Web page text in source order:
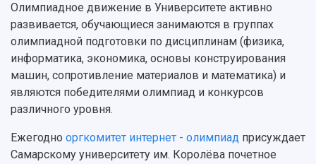
Олимпиадное движение в Университете активно
развивается, обучающиеся занимаются в группах
олимпиадной подготовки по дисциплинам (физика,
информатика, экономика, основы конструирования
машин, сопротивление материалов и математика) и
являются победителями олимпиад и конкурсов
различного уровня.
Ежегодно оргкомитет интернет - олимпиад присуждает
Самарскому университету им. Королёва почетное